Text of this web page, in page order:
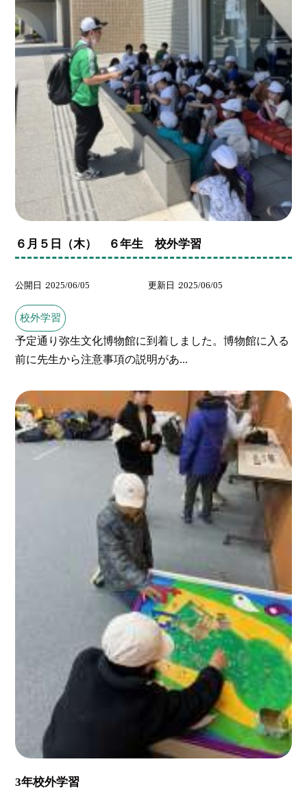
６月５日（木） ６年生 校外学習
公開日 2025/06/05 更新日 2025/06/05
校外学習
予定通り弥生文化博物館に到着しました。博物館に入る
前に先生から注意事項の説明があ...
3年校外学習